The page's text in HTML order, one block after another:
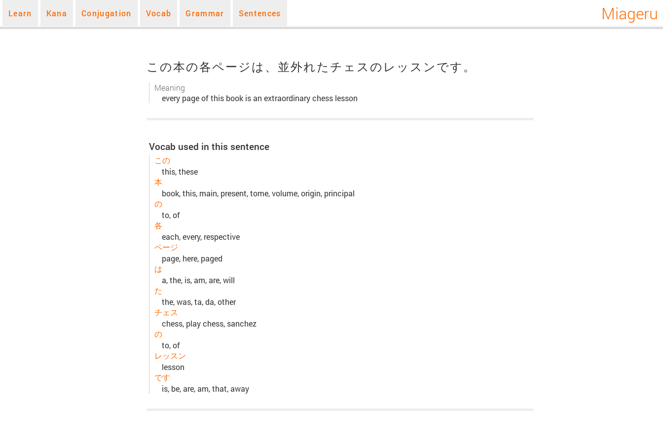
Miageru
Learn Kana Conjugation Vocab Grammar Sentences
この本の各ページは、並外れたチェスのレッスンです。
Meaning
every page of this book is an extraordinary chess lesson
Vocab used in this sentence
この
this, these
本
book, this, main, present, tome, volume, origin, principal
の
to, of
各
each, every, respective
ページ
page, here, paged
は
a, the, is, am, are, will
た
the, was, ta, da, other
チェス
chess, play chess, sanchez
の
to, of
レッスン
lesson
です
is, be, are, am, that, away